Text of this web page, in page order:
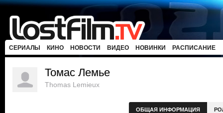
СЕРИАЛЫ КИНО НОВОСТИ ВИДЕО НОВИНКИ РАСПИСАНИЕ
Томас Лемье
Thomas Lemieux
ОБЩАЯ ИНФОРМАЦИЯ